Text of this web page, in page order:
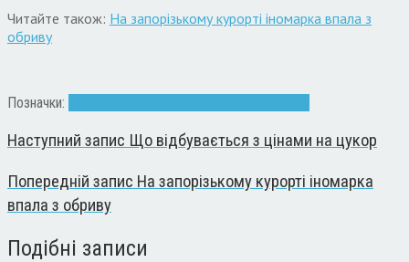
Читайте також: На запорізькому курорті іномарка впала з
обриву
Позначки:
Наступний запис Що відбувається з цінами на цукор
Попередній запис На запорізькому курорті іномарка
впала з обриву
Подібні записи